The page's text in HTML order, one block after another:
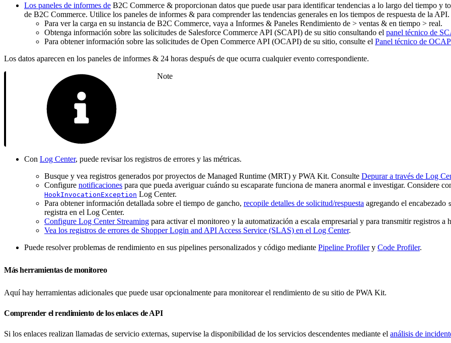
Los paneles de informes de B2C Commerce & proporcionan datos que puede usar para identificar tendencias a lo largo del tiempo y
de B2C Commerce. Utilice los paneles de informes & para comprender las tendencias generales en los tiempos de respuesta de la API.
Para ver la carga en su instancia de B2C Commerce, vaya a Informes & Paneles Rendimiento de > ventas & en tiempo > real.
Obtenga información sobre las solicitudes de Salesforce Commerce API (SCAPI) de su sitio consultando el panel técnico de
Para obtener información sobre las solicitudes de Open Commerce API (OCAPI) de su sitio, consulte el Panel técnico de
Los datos aparecen en los paneles de informes & 24 horas después de que ocurra cualquier evento correspondiente.
Note
Con Log Center, puede revisar los registros de errores y las métricas.
Busque y vea registros generados por proyectos de Managed Runtime (MRT) y PWA Kit. Consulte Depurar a través de Log
Configure notificaciones para que pueda averiguar cuándo su escaparate funciona de manera anormal e investigar. Considere
HookInvocationException Log Center.
Para obtener información detallada sobre el tiempo de gancho, recopile detalles de solicitud/respuesta agregando el encabezado
registra en el Log Center.
Configure Log Center Streaming para activar el monitoreo y la automatización a escala empresarial y para transmitir registros a
Vea los registros de errores de Shopper Login and API Access Service (SLAS) en el Log Center.
Puede resolver problemas de rendimiento en sus pipelines personalizados y código mediante Pipeline Profilery Code Profiler.
Más herramientas de monitoreo
Aquí hay herramientas adicionales que puede usar opcionalmente para monitorear el rendimiento de su sitio de PWA Kit.
Comprender el rendimiento de los enlaces de API
Si los enlaces realizan llamadas de servicio externas, supervise la disponibilidad de los servicios descendentes mediante el análisis de